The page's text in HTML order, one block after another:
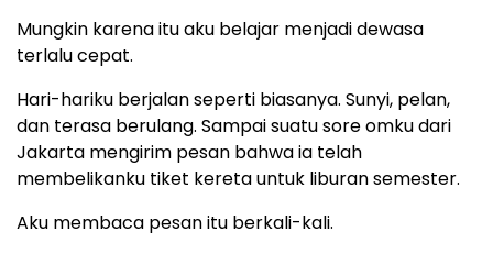
Mungkin karena itu aku belajar menjadi dewasa
terlalu cepat.
Hari-hariku berjalan seperti biasanya. Sunyi, pelan,
dan terasa berulang. Sampai suatu sore omku dari
Jakarta mengirim pesan bahwa ia telah
membelikanku tiket kereta untuk liburan semester.
Aku membaca pesan itu berkali-kali.